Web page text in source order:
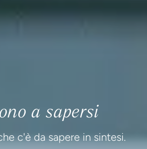
a sapersi
c'è da sapere in sintesi.